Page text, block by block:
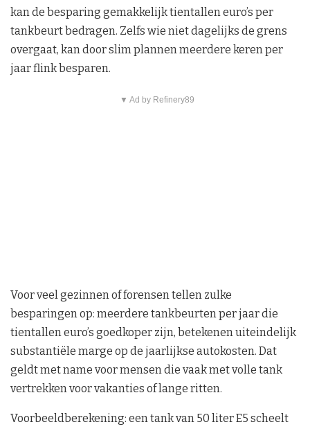
kan de besparing gemakkelijk tientallen euro’s per
tankbeurt bedragen. Zelfs wie niet dagelijks de grens
overgaat, kan door slim plannen meerdere keren per
jaar flink besparen.
▼ Ad by Refinery89
Voor veel gezinnen of forensen tellen zulke
besparingen op: meerdere tankbeurten per jaar die
tientallen euro’s goedkoper zijn, betekenen uiteindelijk
substantiële marge op de jaarlijkse autokosten. Dat
geldt met name voor mensen die vaak met volle tank
vertrekken voor vakanties of lange ritten.
Voorbeeldberekening: een tank van 50 liter E5 scheelt